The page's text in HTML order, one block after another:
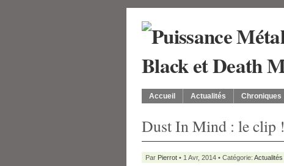
Accueil Actualités Chroniques
Dust In Mind : le clip !
Par Pierrot • 1 Avr, 2014 • Catégorie: Actualités